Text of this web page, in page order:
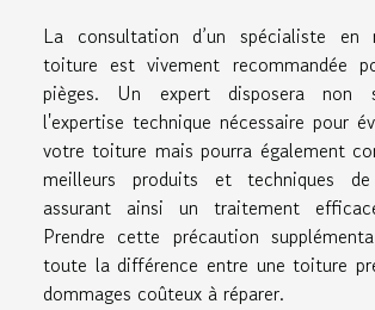
La consultation d’un spécialiste en
toiture est vivement recommandée
pièges. Un expert disposera non
l'expertise technique nécessaire pour
votre toiture mais pourra également
meilleurs produits et techniques de
assurant ainsi un traitement
Prendre cette précaution
toute la différence entre une toiture
dommages coûteux à réparer.